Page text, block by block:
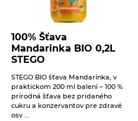
100% Šťava
Mandarinka BIO 0,2L
STEGO
STEGO BIO šťava Mandarínka, v
praktickom 200 ml balení – 100 %
prírodná šťava bez pridaného
cukru a konzervantov pre zdravé
osv ...